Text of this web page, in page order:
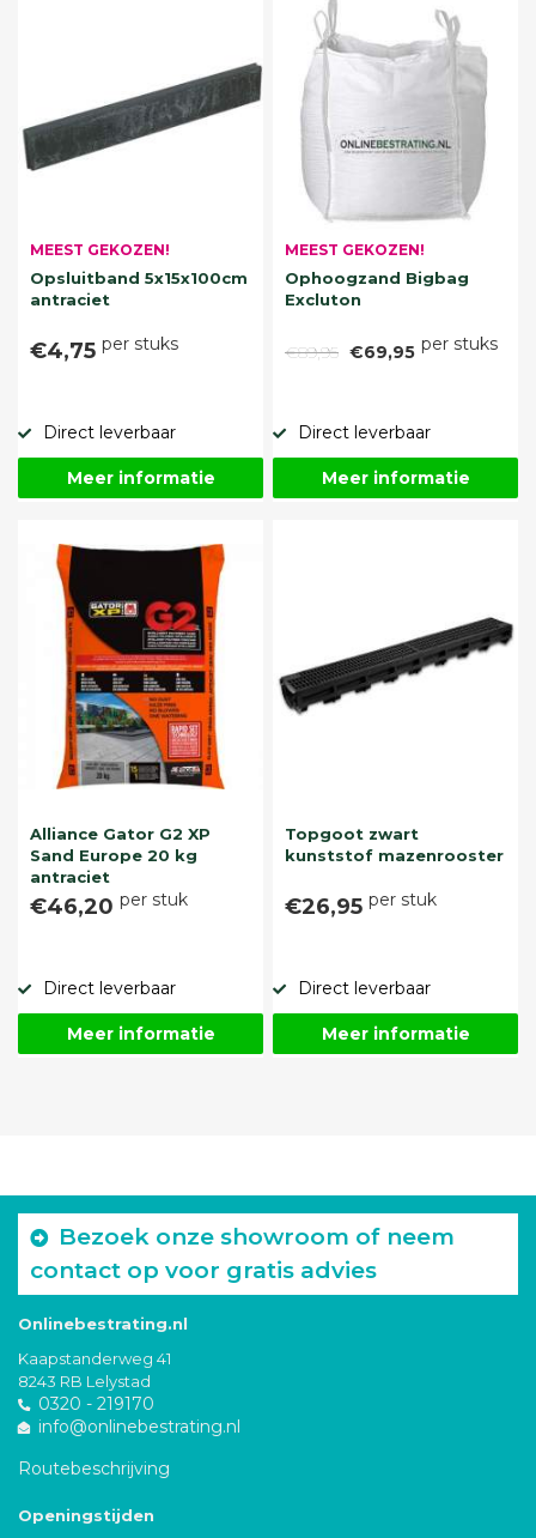
MEEST GEKOZEN!
Opsluitband 5x15x100cm
antraciet
€4,75 per stuks
Direct leverbaar
Meer informatie
MEEST GEKOZEN!
Ophoogzand Bigbag
Excluton
€89,95 €69,95 per stuks
Direct leverbaar
Meer informatie
Alliance Gator G2 XP
Sand Europe 20 kg
antraciet
€46,20 per stuk
Direct leverbaar
Meer informatie
Topgoot zwart
kunststof mazenrooster
€26,95 per stuk
Direct leverbaar
Meer informatie
Bezoek onze showroom of neem
contact op voor gratis advies
Onlinebestrating.nl
Kaapstanderweg 41
8243 RB Lelystad
0320 - 219170
info@onlinebestrating.nl
Routebeschrijving
Openingstijden